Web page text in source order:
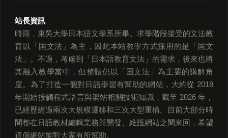
站長資訊
時雨，東吳大學日本語文學系所畢。求學階段接受的文法教
育以「国文法」為主，因此本站教學方式採用的是「国文
法」。不過，考慮到「日本語教育文法」的需求，後來也將
其融入教學當中，但整體仍以「国文法」為主要的講解角
度。為了打造一個對日語學習有幫助的網站，大約從 2018
年開始接觸程式語言與架站相關技術知識，截至 2026 年，
已經歷經過兩次大規模遷移和三次大型重構。目前大部分時
間都在日語教材編輯業務與開發、維護網站之間來回，希望
這個網站能對大家有所幫助。